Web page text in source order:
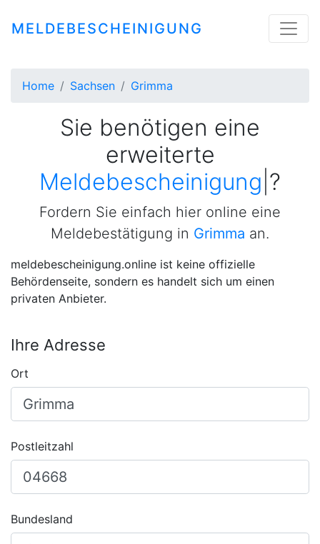
MELDEBESCHEINIGUNG
Home Sachsen Grimma
Sie benötigen eine
erweiterte
Meldebescheini|?
Fordern Sie einfach hier online eine
Meldebestätigung in Grimma an.
meldebescheinigung.online ist keine offizielle
Behördenseite, sondern es handelt sich um einen
privaten Anbieter.
Ihre Adresse
Ort
Postleitzahl
Bundesland